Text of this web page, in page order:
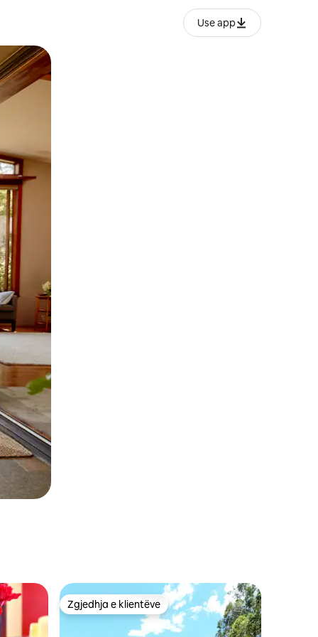
Use app
ekranin.
Zgjedhja e klientëve
Zgjedhja e klientëve